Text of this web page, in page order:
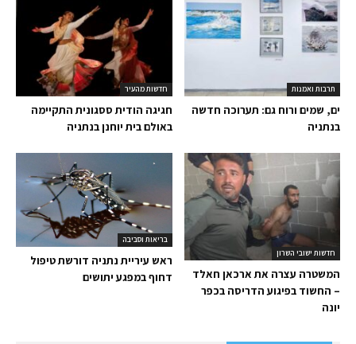
חדשות מהעיר
חגיגה הודית ססגונית התקיימה
באולם בית יוחנן בנתניה
תרבות ואמנות
ים, שמים ורוח גם: תערוכה חדשה
בנתניה
בריאות וסביבה
ראש עיריית נתניה דורשת טיפול
דחוף במפגע יתושים
חדשות ישובי השרון
המשטרה עצרה את ארכאן חאלד
– החשוד בפיגוע הדריסה בכפר
יונה